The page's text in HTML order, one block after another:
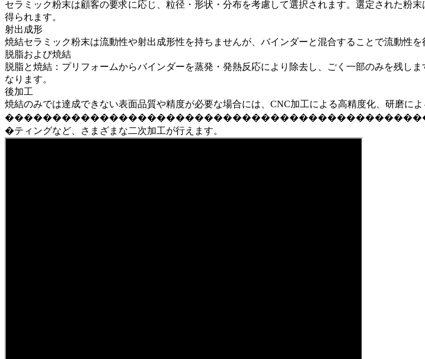
セラミック粉末は顧客の要求に応じ、粒径・形状・分布を考慮して選択されます。選定された粉
得られます。
射出成形
焼結セラミック粉末は流動性や射出成形性を持ちませんが、バインダーと混合することで流動性を
脱脂および焼結
脱脂と焼結：プリフォームからバインダーを蒸発・発熱反応により除去し、ごく一部のみを残しま
なります。
後加工
焼結のみでは達成できない表面品質や精度が必要な場合には、 CNC加工による高精度化、 研磨によ
�ティングなど、さまざまな二次加工が行えます。